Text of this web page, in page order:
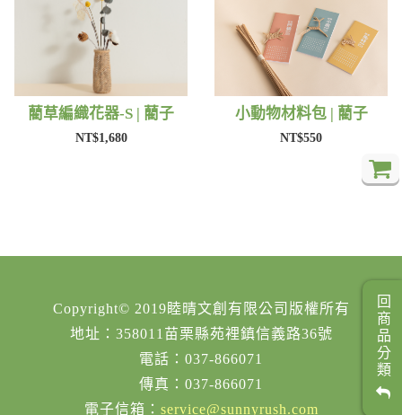
藺草編織花器-S | 藺子
NT$1,680
小動物材料包 | 藺子
NT$550
Copyright© 2019睦晴文創有限公司版權所有
地址：358011苗栗縣苑裡鎮信義路36號
電話：037-866071
傳真：037-866071
電子信箱： service@sunnyrush.com
回商品分類